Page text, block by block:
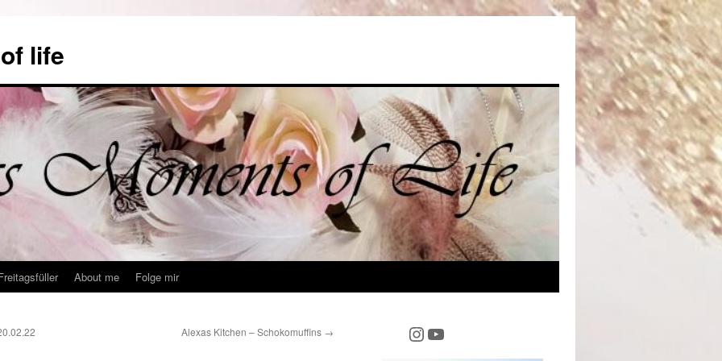
life
About me Folge mir
Alexas Kitchen – Schokomuffins → Instagram YouTube